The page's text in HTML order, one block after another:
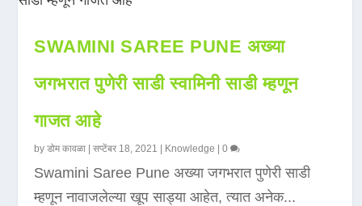
SWAMINI SAREE PUNE अख्या
जगभरात पुणेरी साडी स्वामिनी साडी म्हणून
गाजत आहे
byडोम कावळा |सप्टेंबर 18, 2021 Knowledge |0
Swamini Saree Pune अख्या जगभरात पुणेरी साडी
म्हणून नावाजलेल्या खूप साड्या आहेत, त्यात अनेक...